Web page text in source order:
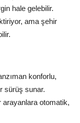
hale gelebilir.
ama şehir
konforlu,
sürüş sunar.
arayanlara otomatik,